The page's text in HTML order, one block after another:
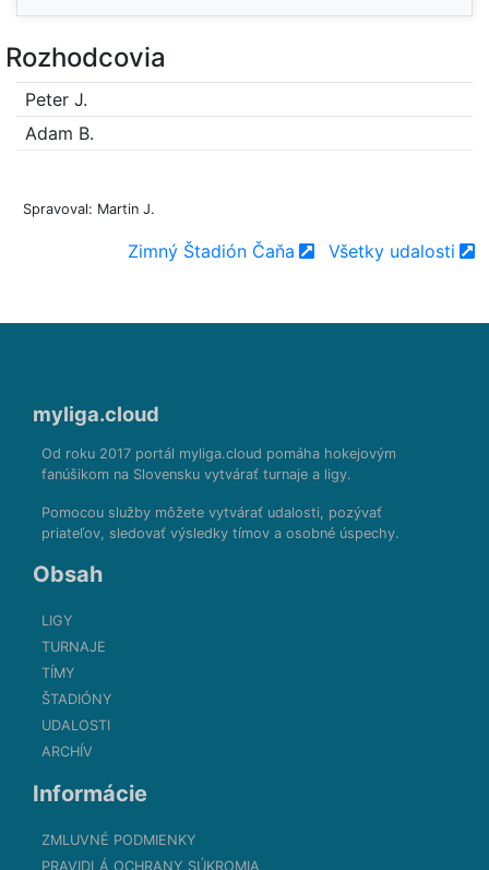
Rozhodcovia
Peter J.
Adam B.
Spravoval: Martin J.
Zimný Štadión Čaňa Všetky udalosti
myliga.cloud
Od roku 2017 portál myliga.cloud pomáha hokejovým
fanúšikom na Slovensku vytvárať turnaje a ligy.
Pomocou služby môžete vytvárať udalosti, pozývať
priateľov, sledovať výsledky tímov a osobné úspechy.
Obsah
LIGY
TURNAJE
TÍMY
ŠTADIÓNY
UDALOSTI
ARCHÍV
Informácie
ZMLUVNÉ PODMIENKY
PRAVIDLÁ OCHRANY SÚKROMIA